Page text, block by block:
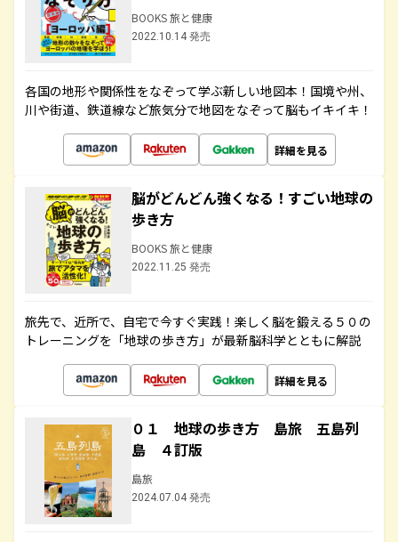
BOOKS 旅と健康
2022.10.14 発売
各国の地形や関係性をなぞって学ぶ新しい地図本！国境や州、
川や街道、鉄道線など旅気分で地図をなぞって脳もイキイキ！
詳細を見る
脳がどんどん強くなる！すごい地球の
歩き方
BOOKS 旅と健康
2022.11.25 発売
旅先で、近所で、自宅で今すぐ実践！楽しく脳を鍛える５０の
トレーニングを「地球の歩き方」が最新脳科学とともに解説
詳細を見る
０１ 地球の歩き方 島旅 五島列
島 ４訂版
島旅
2024.07.04 発売